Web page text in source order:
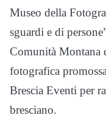
Museo della
sguardi e di
Comunità Montana
fotografica
Brescia Eventi per
bresciano.